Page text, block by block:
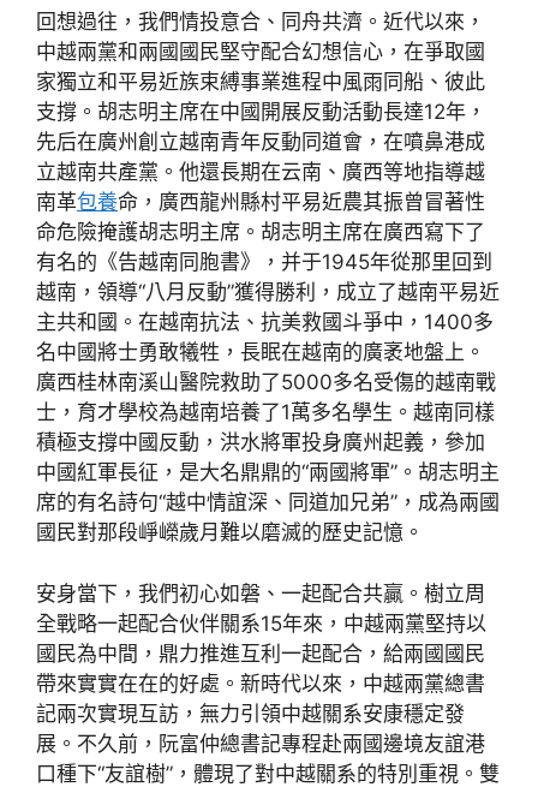
回想過往，我們情投意合、同舟共濟。近代以來，
中越兩黨和兩國國民堅守配合幻想信心，在爭取國
家獨立和平易近族束縛事業進程中風雨同船、彼此
支撐。胡志明主席在中國開展反動活動長達12年，
先后在廣州創立越南青年反動同道會，在噴鼻港成
立越南共產黨。他還長期在云南、廣西等地指導越
南革包養命，廣西龍州縣村平易近農其振曾冒著性
命危險掩護胡志明主席。胡志明主席在廣西寫下了
有名的《告越南同胞書》，并于1945年從那里回到
越南，領導“八月反動”獲得勝利，成立了越南平易近
主共和國。在越南抗法、抗美救國斗爭中，1400多
名中國將士勇敢犧牲，長眠在越南的廣袤地盤上。
廣西桂林南溪山醫院救助了5000多名受傷的越南戰
士，育才學校為越南培養了1萬多名學生。越南同樣
積極支撐中國反動，洪水將軍投身廣州起義，參加
中國紅軍長征，是大名鼎鼎的“兩國將軍”。胡志明主
席的有名詩句“越中情誼深、同道加兄弟”，成為兩國
國民對那段崢嶸歲月難以磨滅的歷史記憶。
安身當下，我們初心如磐、一起配合共贏。樹立周
全戰略一起配合伙伴關系15年來，中越兩黨堅持以
國民為中間，鼎力推進互利一起配合，給兩國國民
帶來實實在在的好處。新時代以來，中越兩黨總書
記兩次實現互訪，無力引領中越關系安康穩定發
展。不久前，阮富仲總書記專程赴兩國邊境友誼港
口種下“友誼樹”，體現了對中越關系的特別重視。雙